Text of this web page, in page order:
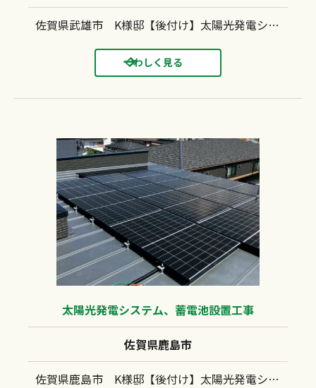
佐賀県武雄市 K様邸【後付け】太陽光発電システム(長州産業：CS-364B91）蓄電池（長州産業：CB-LKT77A2）設置工事 瓦屋根 瓦アンカー工法
くわしく見る
太陽光発電システム、蓄電池設置工事
佐賀県鹿島市
佐賀県鹿島市 K様邸【後付け】太陽光発電システム(長州産業：CS-390N11）蓄電池（長州産業：CB-LMP127A）設置工事 ガルバリウム鋼板 キャッチ工法